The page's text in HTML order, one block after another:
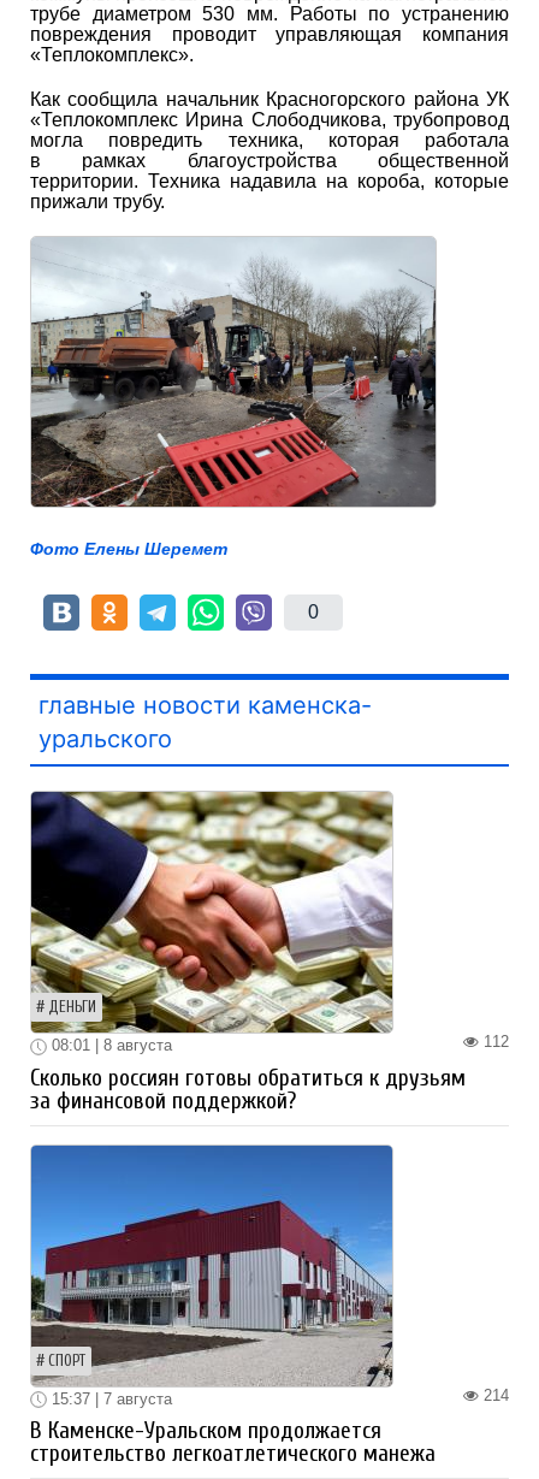
трубе диаметром 530 мм. Работы по устранению
повреждения проводит управляющая компания
«Теплокомплекс».
Как сообщила начальник Красногорского района УК
«Теплокомплекс Ирина Слободчикова, трубопровод
могла повредить техника, которая работала
в рамках благоустройства общественной
территории. Техника надавила на короба, которые
прижали трубу.
Фото Елены Шеремет
0
главные новости каменска-
уральского
ДЕНЬГИ
112
08:01 | 8 августа
Сколько россиян готовы обратиться к друзьям
за финансовой поддержкой?
СПОРТ
214
15:37 | 7 августа
В Каменске-Уральском продолжается
строительство легкоатлетического манежа